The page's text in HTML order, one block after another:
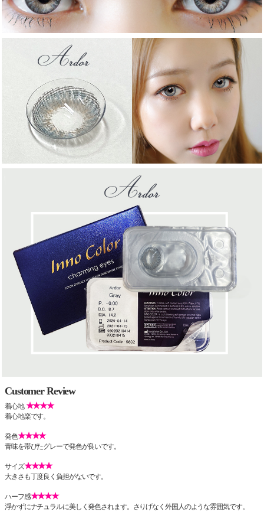
Customer Review
着心地★★★★
着心地楽です。
発色★★★★
青味を帯びたグレーで発色が良いです。
サイズ★★★★
大きさも丁度良く負担がないです。
ハーフ感★★★★
浮かずにナチュラルに美しく発色されます。さりげなく外国人のような雰囲気です。